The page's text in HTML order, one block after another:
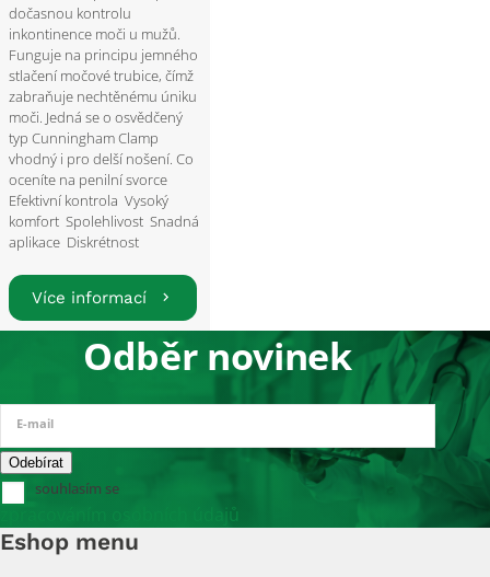
dočasnou kontrolu
inkontinence moči u mužů.
Funguje na principu jemného
stlačení močové trubice, čímž
zabraňuje nechtěnému úniku
moči. Jedná se o osvědčený
typ Cunningham Clamp
vhodný i pro delší nošení. Co
oceníte na penilní svorce
Efektivní kontrola Vysoký
komfort Spolehlivost Snadná
aplikace Diskrétnost
Více informací
Odběr novinek
E-mail
souhlasím se
zpracováním osobních údajů
Eshop menu